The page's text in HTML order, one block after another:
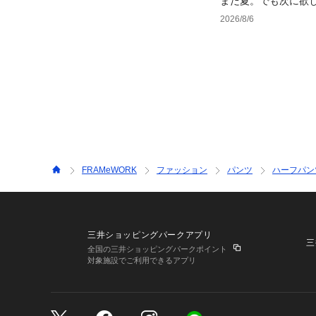
2026/8/6
FRAMeWORK ファッション パンツ ハーフパ
三井ショッピングパークアプリ
全国の三井ショッピングパークポイント
対象施設でご利用できるアプリ